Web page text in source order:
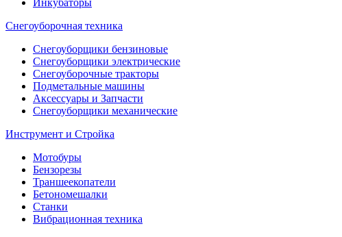
Инкубаторы
Снегоуборочная техника
Снегоуборщики бензиновые
Снегоуборщики электрические
Снегоуборочные тракторы
Подметальные машины
Аксессуары и Запчасти
Снегоуборщики механические
Инструмент и Стройка
Мотобуры
Бензорезы
Траншеекопатели
Бетономешалки
Станки
Вибрационная техника